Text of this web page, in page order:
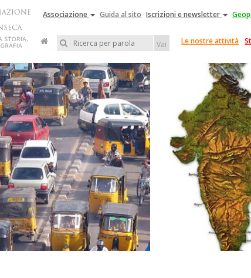
Associazione Guida al sito Iscrizioni e newsletter
Vai Le nostre attività